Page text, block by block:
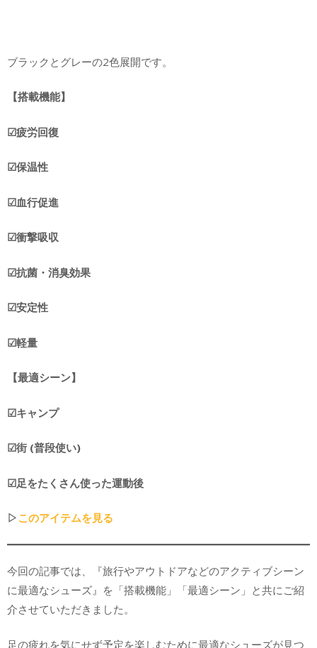
ブラックとグレーの2色展開です。
【搭載機能】
☑︎疲労回復
☑︎保温性
☑︎血行促進
☑︎衝撃吸収
☑︎抗菌・消臭効果
☑︎安定性
☑︎軽量
【最適シーン】
☑︎キャンプ
☑︎街 (普段使い)
☑︎足をたくさん使った運動後
▷このアイテムを見る
今回の記事では、『旅行やアウトドアなどのアクティブシーン
に最適なシューズ』を「搭載機能」「最適シーン」と共にご紹
介させていただきました。
足の疲れを気にせず予定を楽しむために最適なシューズが見つ